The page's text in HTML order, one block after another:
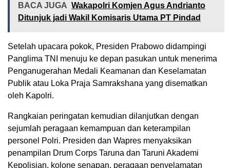
BACA JUGA Wakapolri Komjen Agus Andrianto
Ditunjuk jadi Wakil Komisaris Utama PT Pindad
Setelah upacara pokok, Presiden Prabowo didampingi
Panglima TNI menuju ke depan pasukan untuk menerima
Penganugerahan Medali Keamanan dan Keselamatan
Publik atau Loka Praja Samrakshana yang disematkan
oleh Kapolri.
Rangkaian peringatan kemudian dilanjutkan dengan
sejumlah peragaan kemampuan dan keterampilan
personel Polri. Presiden dan Wapres menyaksikan
penampilan Drum Corps Taruna dan Taruni Akademi
Kepolisian, kolone senapan, peragaan penyelamatan